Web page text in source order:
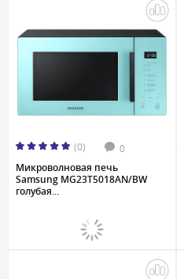
(0) 0
Микроволновая печь
Samsung MG23T5018AN/BW
голубая...